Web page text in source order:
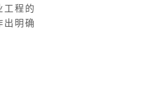
工程的
出明确